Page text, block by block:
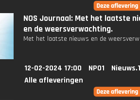
NOS Journaal: Met het laatste
en de weersverwachting.
Met het laatste nieuws en de
12-02-2024 17:00 NPO1
Alle afleveringen